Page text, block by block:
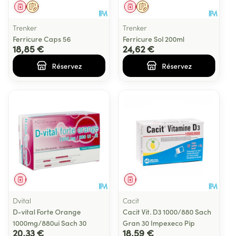
Sur prescription
Médicament
Trenker
Ferricure Caps 56
18,85 €
Réservez
Sur prescription
Médicament
Trenker
Ferricure Sol 200ml
24,62 €
Réservez
Médicament
Dvital
D-vital Forte Orange
1000mg/880ui Sach 30
20,33 €
Médicament
Cacit
Cacit Vit. D3 1000/880 Sach
Gran 30 Impexeco Pip
18,59 €